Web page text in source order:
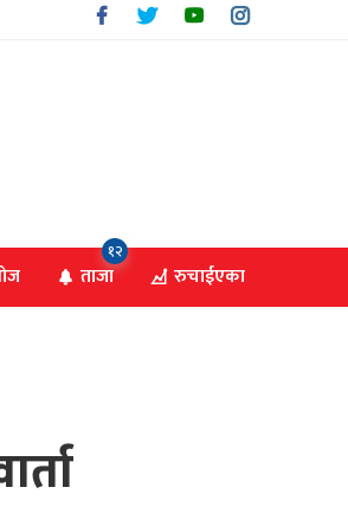
ताजा
१२
रुचाईएका